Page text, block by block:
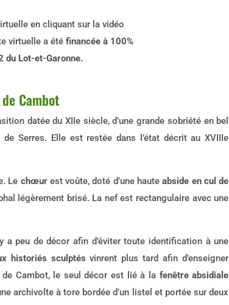
en cliquant sur la vidéo
virtuelle a étéfinancée à 100%
du Lot-et-Garonne.
Cambot
datée du XIIe siècle, d’une grande sobriété en bel
Serres. Elle est restée dans l’état décrit au XVIIIe
Le chœurest voûte, doté d’une hauteabside en cul de
légèrement brisé. La nef est rectangulaire avec une
a peu de décor afin d’éviter toute identification à une
historiés sculptés vinrent plus tard afin d’enseigner
de Cambot, le seul décor est lié à la fenêtre absidiale
archivolte à tore bordée d’un listel et portée sur deux